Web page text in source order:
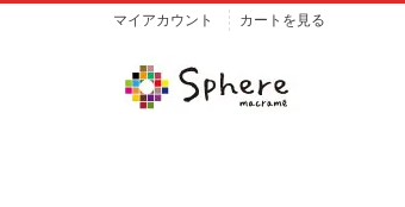
マイアカウント カートを見る